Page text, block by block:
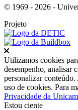
© 1969 - 2026 -
Projeto
Fechar
Utilizamos cookies
desempenho, analisar
personalizar
uso de cookies. Para
Privacidade da
Estou ciente